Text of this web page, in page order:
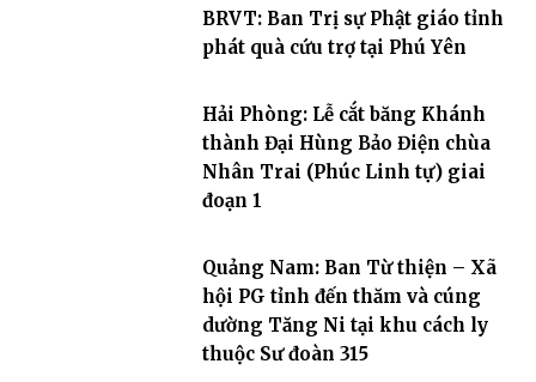
BRVT: Ban Trị sự Phật giáo tỉnh
phát quà cứu trợ tại Phú Yên
Hải Phòng: Lễ cắt băng Khánh
thành Đại Hùng Bảo Điện chùa
Nhân Trai (Phúc Linh tự) giai
đoạn 1
Quảng Nam: Ban Từ thiện – Xã
hội PG tỉnh đến thăm và cúng
dường Tăng Ni tại khu cách ly
thuộc Sư đoàn 315